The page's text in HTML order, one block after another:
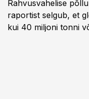
Rahvusvahelise
raportist selgub, et
kui 40 miljoni tonni